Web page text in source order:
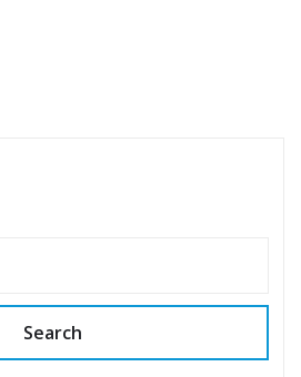
Search